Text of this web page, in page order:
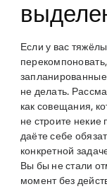
Если у вас
запланированные
не делать.
как совещания,
не строите
даёте себе
конкретной
Вы бы не стали
момент без